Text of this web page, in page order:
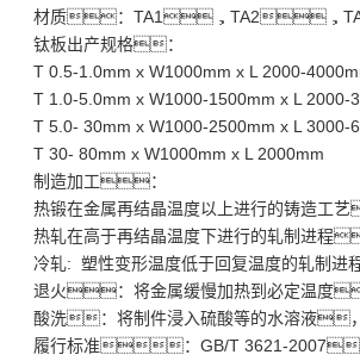
车架
材质：TA1，TA2，
钛板出产规格：
T 0.5-1.0mm x W1000mm x L 2000-
T 1.0-5.0mm x W1000-1500mm x L 2000-
T 5.0- 30mm x W1000-2500mm x L 3000-
T 30- 80mm x W1000mm x L 2000mm
制造加工：
热锻在金属再结晶温度以上进行的铸造工
热轧在高于再结晶温度下进行的轧制进程
冷轧: 塑性变形温度低于回复温度的轧制进
退火：将金属缓慢加热到必定温度
酸洗：将制件浸入硫酸等的水溶液
履行标准：GB/T 3621-2007